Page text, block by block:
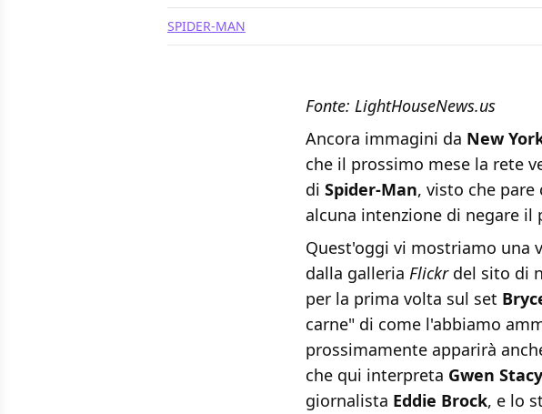
SPIDER-MAN
Fonte: LightHouseNews.us
Ancora immagini da New
che il prossimo mese la rete
di Spider-Man, visto che pare
alcuna intenzione di negare il
Quest'oggi vi mostriamo una
dalla galleria Flickrdel sito di
per la prima volta sul set
carne" di come l'abbiamo
prossimamente apparirà
che qui interpreta Gwen Stacy
giornalista Eddie Brock, e lo